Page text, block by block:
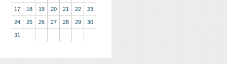
17 18 19 20 21 22 23
24 25 26 27 28 29 30
31